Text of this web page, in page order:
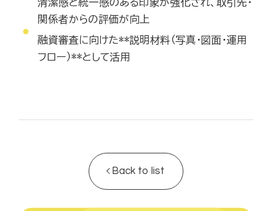
清潔感と統一感のある印象が強化され、取引先・
関係者からの評価が向上
融資審査に向けた**説明材料（写真・図面・運用
フロー）**として活用
Back to list